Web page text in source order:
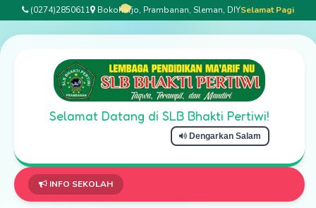
(0274)2850611 Bokoharjo, Prambanan, Sleman, DIYSelamat Pagi
Selamat Datang di SLB Bhakti Pertiwi!
Dengarkan Salam
INFO SEKOLAH